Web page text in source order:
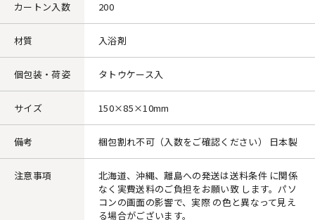
カートン入数 200
材質 入浴剤
個包装・荷姿 タトウケース入
サイズ 150×85×10mm
備考 梱包割れ不可（入数をご確認ください） 日本製
注意事項
北海道、沖縄、離島への発送は送料条件 に関係
なく実費送料のご負担をお願い致 します。パソ
コンの画面の影響で、実際 の色と異なって見え
る場合がございます。